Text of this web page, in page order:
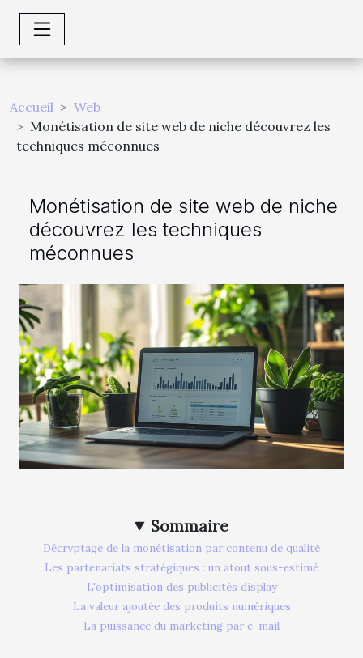
Accueil
Web
Monétisation de site web de niche découvrez les
techniques méconnues
Monétisation de site web de niche
découvrez les techniques
méconnues
Sommaire
Décryptage de la monétisation par contenu de qualité
Les partenariats stratégiques : un atout sous-estimé
L'optimisation des publicités display
La valeur ajoutée des produits numériques
La puissance du marketing par e-mail